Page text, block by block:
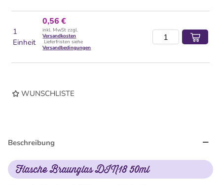
1
Einheit
0,56 €
inkl. MwSt zzgl.
Versandkosten
Lieferfristen siehe
Versandbedingungen
WUNSCHLISTE
Beschreibung
Flasche Braunglas DIN18 50ml